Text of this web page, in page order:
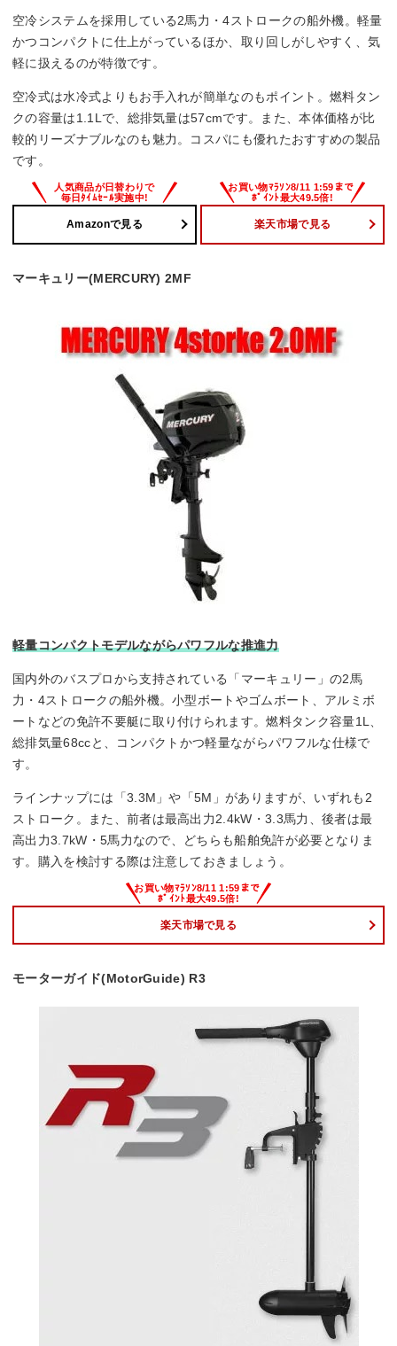
空冷システムを採用している2馬力・4ストロークの船外機。軽量
かつコンパクトに仕上がっているほか、取り回しがしやすく、気
軽に扱えるのが特徴です。
空冷式は水冷式よりもお手入れが簡単なのもポイント。燃料タン
クの容量は1.1Lで、総排気量は57cmです。また、本体価格が比
較的リーズナブルなのも魅力。コスパにも優れたおすすめの製品
です。
Amazonで見る 楽天市場で見る
マーキュリー(MERCURY) 2MF
軽量コンパクトモデルながらパワフルな推進力
国内外のバスプロから支持されている「マーキュリー」の2馬
力・4ストロークの船外機。小型ボートやゴムボート、アルミボ
ートなどの免許不要艇に取り付けられます。燃料タンク容量1L、
総排気量68ccと、コンパクトかつ軽量ながらパワフルな仕様で
す。
ラインナップには「3.3M」や「5M」がありますが、いずれも2
ストローク。また、前者は最高出力2.4kW・3.3馬力、後者は最
高出力3.7kW・5馬力なので、どちらも船舶免許が必要となりま
す。購入を検討する際は注意しておきましょう。
楽天市場で見る
モーターガイド(MotorGuide) R3